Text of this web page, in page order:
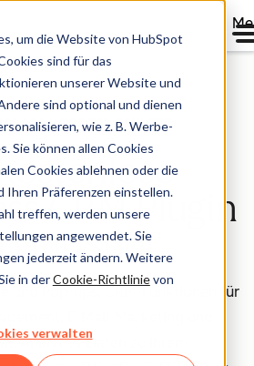
um die Website von HubSpot
sind für das
unserer Website und
sind optional und dienen
wie z. B. Werbe-
Sie können allen Cookies
Cookies ablehnen oder die
Ihren Präferenzen einstellen.
treffen, werden unsere
angewendet. Sie
jederzeit ändern. Weitere
in derCookie-Richtlinievon
verwalten
WEBSITES GENUTZT
CRM Plugin
HubSpot
und Pop-ups, CRM-Funktionen für
Analytics-Daten zu Ihrem